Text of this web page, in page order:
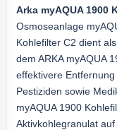
Arka myAQUA 1900
Osmoseanlage
Kohlefilter C2 dient
dem ARKA myAQUA
effektivere
Pestiziden sowie
myAQUA 1900
Aktivkohlegranulat